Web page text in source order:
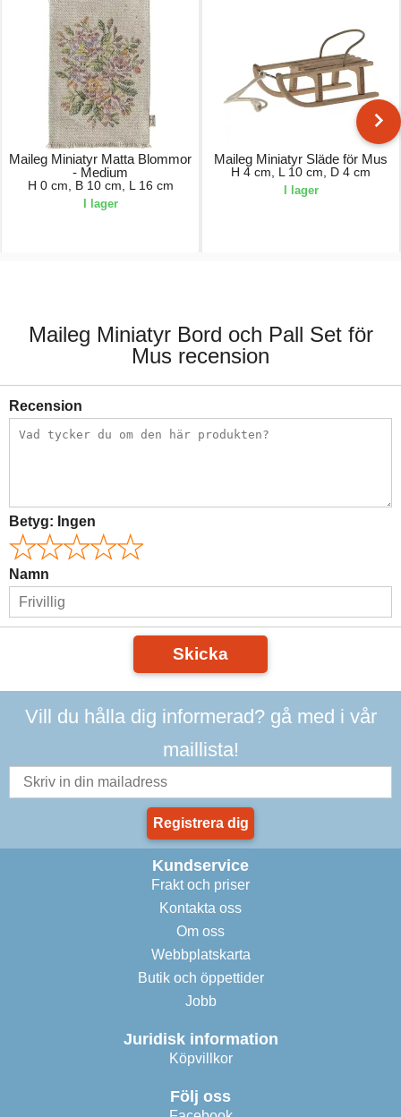
Maileg Miniatyr Matta Blommor
- Medium
H 0 cm, B 10 cm, L 16 cm
I lager
Maileg Miniatyr Släde för Mus
H 4 cm, L 10 cm, D 4 cm
I lager
Maileg Miniatyr Bord och Pall Set för
Mus recension
Recension
Betyg: Ingen
Namn
Skicka
Vill du hålla dig informerad? gå med i vår
maillista!
Registrera dig
Kundservice
Frakt och priser
Kontakta oss
Om oss
Webbplatskarta
Butik och öppettider
Jobb
Juridisk information
Köpvillkor
Följ oss